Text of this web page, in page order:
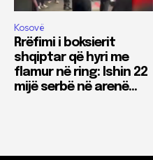
Kosovë
Rrëfimi i boksierit
shqiptar që hyri me
flamur në ring: Ishin 22
mijë serbë në arenë…